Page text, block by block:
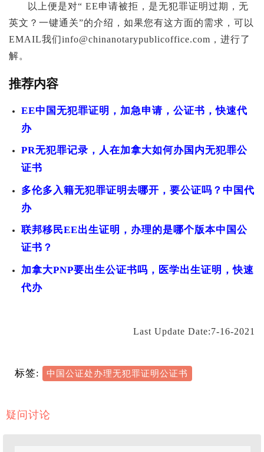
以上便是对“ EE申请被拒，是无犯罪证明过期，无
英文？一键通关”的介绍，如果您有这方面的需求，可以
EMAIL我们info@chinanotarypublicoffice.com ，进行了
解。
推荐内容
EE中国无犯罪证明，加急申请，公证书，快速代
办
PR无犯罪记录，人在加拿大如何办国内无犯罪公
证书
多伦多入籍无犯罪证明去哪开，要公证吗？中国代
办
联邦移民EE出生证明，办理的是哪个版本中国公
证书？
加拿大PNP要出生公证书吗，医学出生证明，快速
代办
Last Update Date:7-16-2021
标签: 中国公证处办理无犯罪证明公证书
疑问讨论